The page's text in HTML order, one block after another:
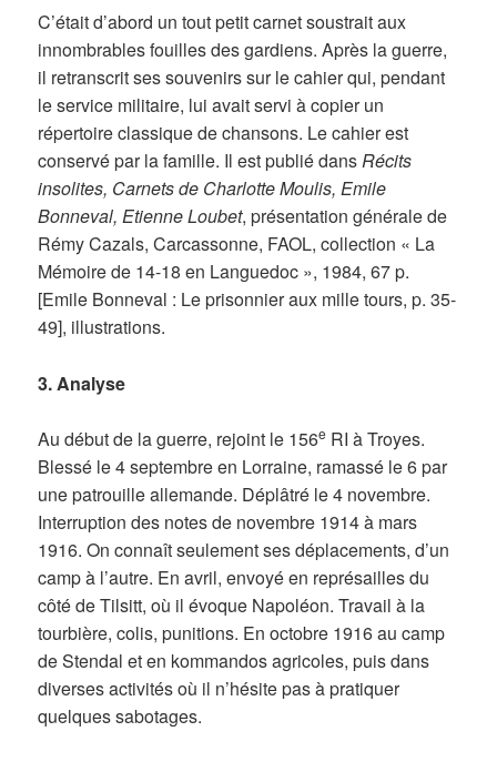
C’était d’abord un tout petit carnet soustrait aux
innombrables fouilles des gardiens. Après la guerre,
il retranscrit ses souvenirs sur le cahier qui, pendant
le service militaire, lui avait servi à copier un
répertoire classique de chansons. Le cahier est
conservé par la famille. Il est publié dansRécits
insolites, Carnets de Charlotte Moulis, Emile
Bonneval, Etienne Loubet, présentation générale de
Rémy Cazals, Carcassonne, FAOL, collection « La
Mémoire de 14-18 en Languedoc », 1984, 67 p.
[Emile Bonneval : Le prisonnier aux mille tours, p. 35-
49], illustrations.
3. Analyse
Au début de la guerre, rejoint le 156e RI à Troyes.
Blessé le 4 septembre en Lorraine, ramassé le 6 par
une patrouille allemande. Déplâtré le 4 novembre.
Interruption des notes de novembre 1914 à mars
1916. On connaît seulement ses déplacements, d’un
camp à l’autre. En avril, envoyé en représailles du
côté de Tilsitt, où il évoque Napoléon. Travail à la
tourbière, colis, punitions. En octobre 1916 au camp
de Stendal et en kommandos agricoles, puis dans
diverses activités où il n’hésite pas à pratiquer
quelques sabotages.